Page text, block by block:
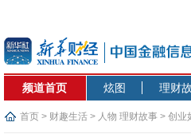
频道首页 炫图 理财
首页 > 财趣生活 > 人物 理财故事 > 创业